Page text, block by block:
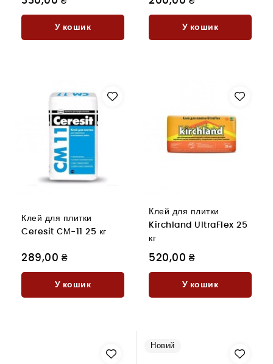
У кошик У кошик
Клей для плитки
Ceresit СМ-11 25 кг
289,00 ₴
У кошик
Клей для плитки
Kirchland UltraFlex 25
кг
520,00 ₴
У кошик
Новий